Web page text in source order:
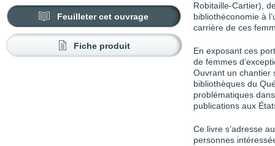
Feuilleter cet ouvrage
Fiche produit
Robitaille-Cartier),
bibliothéconomie à
carrière de ces
En exposant ces
de femmes
Ouvrant un chantier
bibliothèques du
problématiques
publications aux
Ce livre s’adresse
personnes